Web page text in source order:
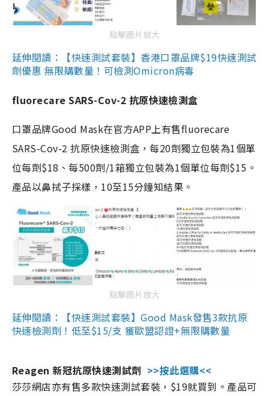
點擊圖片放大
延伸閱讀：【快速測試套裝】香港口罩品牌$19快速測試
劑優惠 無限購數量！可檢測Omicron病毒
fluorecare SARS-Cov-2 抗原快速檢測盒
口罩品牌Good Mask在官方APP上有售fluorecare
SARS-Cov-2 抗原快速檢測盒，每20劑獨立包裝為1個單
位每劑$18、每500劑/1箱獨立包裝為1個單位每劑$15。
產品以鼻拭子採樣，10至15分鐘知結果。
點擊圖片放大
延伸閱讀：【快速測試套裝】Good Mask發售3款抗原
快速檢測劑！低至$15/支 獲歐盟認證+無限購數量
Reagen 新冠抗原快速測試劑 >>按此選購<<
莎莎網店亦有售多款快速測試套裝，$19就買到。產品可